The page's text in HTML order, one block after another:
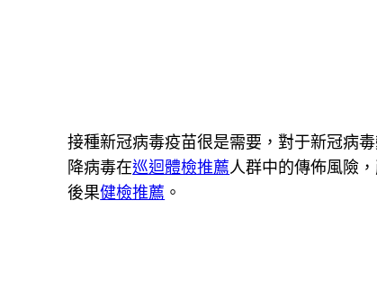
接種新冠病毒疫苗很是需要，對于新冠病
降病毒在巡迴體檢推薦人群中的傳佈風險
後果健檢推薦 。